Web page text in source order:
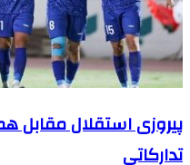
پیروزی استقلال مقابل
تدارکاتی